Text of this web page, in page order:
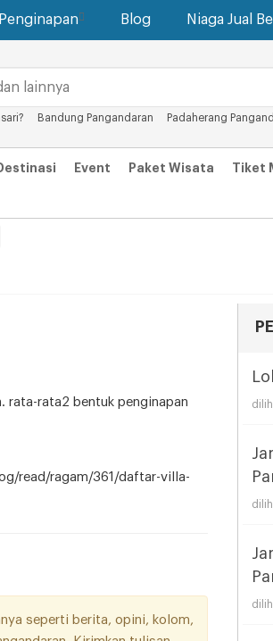
Blog Niaga Jual
Bandung Pangandaran Padaherang
Event Paket Wisata Tiket
rata-rata2 bentuk penginapan
read/ragam/361/daftar-villa-
seperti berita, opini, kolom,